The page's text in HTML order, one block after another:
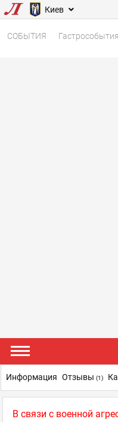
Киев
СОБЫТИЯ Гастрособытия
В связи с военной
Информация Отзывы (1)